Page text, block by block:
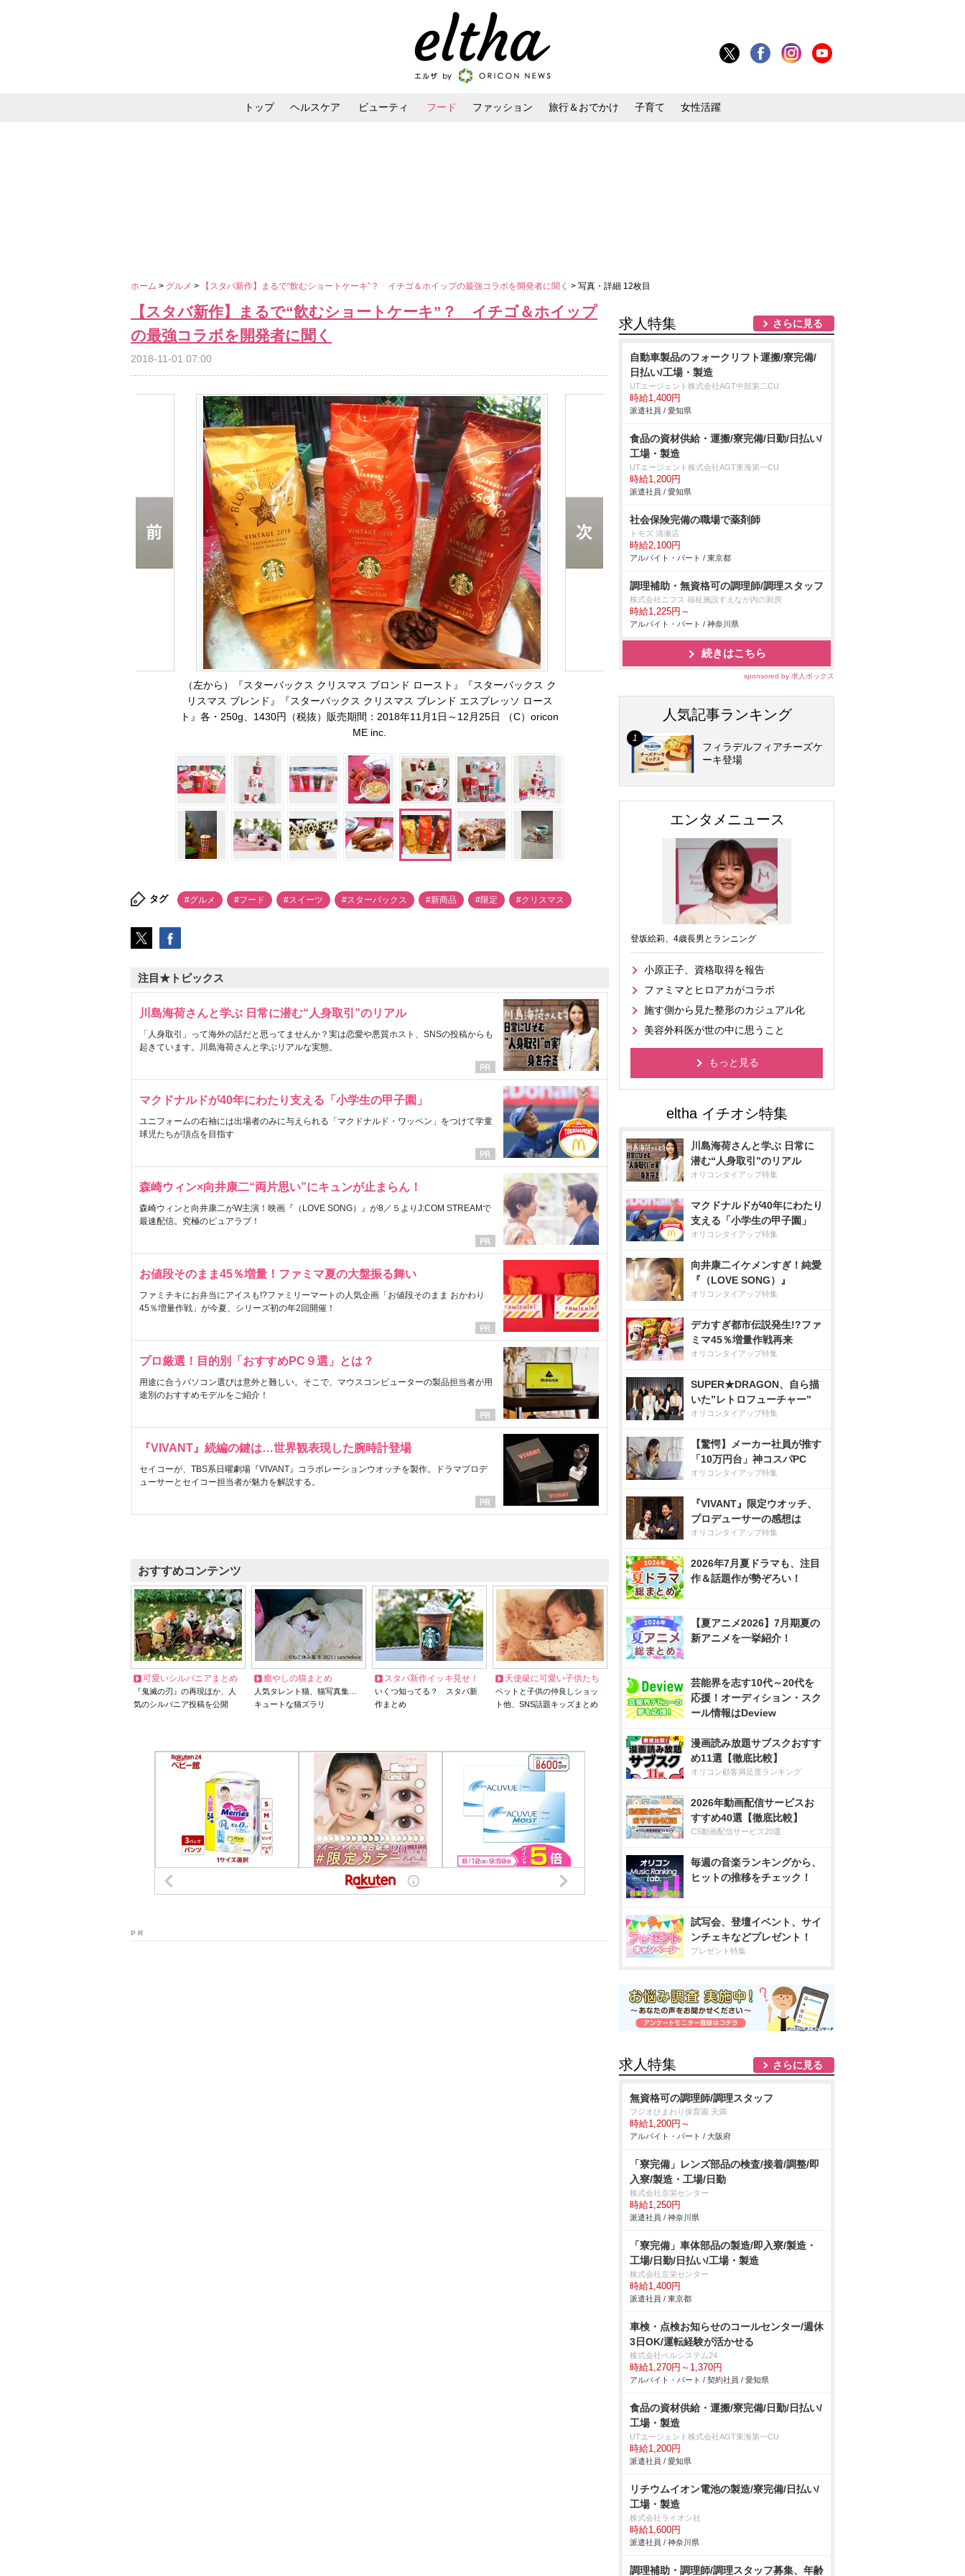
トップ ヘルスケア ビューティ フード ファッション 旅行＆おでかけ 子育て 女性活躍
ホーム > グルメ > 【スタバ新作】まるで“飲むショートケーキ”？ イチゴ＆ホイップの最強コラボを開発者に聞く > 写真・詳細 12枚目
【スタバ新作】まるで“飲むショートケーキ”？ イチゴ＆ホイップ
の最強コラボを開発者に聞く
2018-11-01 07:00
（左から）『スターバックス クリスマス ブロンド ロースト』『スターバックス ク
リスマス ブレンド』『スターバックス クリスマス ブレンド エスプレッソ ロース
ト』各・250g、1430円（税抜）販売期間：2018年11月1日～12月25日 （C）oricon
ME inc.
タグ #グルメ #フード #スイーツ #スターバックス #新商品 #限定 #クリスマス
注目★トピックス
川島海荷さんと学ぶ 日常に潜む“人身取引”のリアル
「人身取引」って海外の話だと思ってませんか？実は恋愛や悪質ホスト、SNSの投稿からも
起きています。川島海荷さんと学ぶリアルな実態。
マクドナルドが40年にわたり支える「小学生の甲子園」
ユニフォームの右袖には出場者のみに与えられる「マクドナルド・ワッペン」をつけて学童
球児たちが頂点を目指す
森崎ウィン×向井康二“両片思い”にキュンが止まらん！
森崎ウィンと向井康二がW主演！映画『（LOVE SONG）』が8／５よりJ:COM STREAMで
最速配信。究極のピュアラブ！
お値段そのまま45％増量！ファミマ夏の大盤振る舞い
ファミチキにお弁当にアイスも!?ファミリーマートの人気企画「お値段そのまま おかわり
45％増量作戦」が今夏、シリーズ初の年2回開催！
プロ厳選！目的別「おすすめPC９選」とは？
用途に合うパソコン選びは意外と難しい。そこで、マウスコンピューターの製品担当者が用
途別のおすすめモデルをご紹介！
『VIVANT』続編の鍵は…世界観表現した腕時計登場
セイコーが、TBS系日曜劇場『VIVANT』コラボレーションウオッチを製作。ドラマプロデ
ューサーとセイコー担当者が魅力を解説する。
おすすめコンテンツ
可愛いシルバニアまとめ
『鬼滅の刃』の再現ほか、人
気のシルバニア投稿を公開
癒やしの猫まとめ
人気タレント猫、猫写真集…
キュートな猫ズラリ
スタバ新作イッキ見せ！
いくつ知ってる？ スタバ新
作まとめ
天使級に可愛い子供たち
ペットと子供の仲良しショッ
ト他、SNS話題キッズまとめ
P R
求人特集 さらに見る
自動車製品のフォークリフト運搬/寮完備/
日払い/工場・製造
UTエージェント株式会社AGT中部第二CU
時給1,400円
派遣社員 / 愛知県
食品の資材供給・運搬/寮完備/日勤/日払い/
工場・製造
UTエージェント株式会社AGT東海第一CU
時給1,200円
派遣社員 / 愛知県
社会保険完備の職場で薬剤師
トモズ 清瀬店
時給2,100円
アルバイト・パート / 東京都
調理補助・無資格可の調理師/調理スタッフ
株式会社ニフス 福祉施設すえなが内の厨房
時給1,225円～
アルバイト・パート / 神奈川県
続きはこちら
sponsored by 求人ボックス
人気記事ランキング
フィラデルフィアチーズケ
ーキ登場
エンタメニュース
登坂絵莉、4歳長男とランニング
小原正子、資格取得を報告
ファミマとヒロアカがコラボ
施す側から見た整形のカジュアル化
美容外科医が世の中に思うこと
もっと見る
川島海荷さんと学ぶ 日常に
潜む“人身取引”のリアル
オリコンタイアップ特集
マクドナルドが40年にわたり
支える「小学生の甲子園」
オリコンタイアップ特集
向井康二イケメンすぎ！純愛
『（LOVE SONG）』
オリコンタイアップ特集
デカすぎ都市伝説発生!?ファ
ミマ45％増量作戦再来
オリコンタイアップ特集
SUPER★DRAGON、自ら描
いた”レトロフューチャー”
オリコンタイアップ特集
【驚愕】メーカー社員が推す
「10万円台」神コスパPC
オリコンタイアップ特集
『VIVANT』限定ウオッチ、
プロデューサーの感想は
オリコンタイアップ特集
2026年7月夏ドラマも、注目
作＆話題作が勢ぞろい！
【夏アニメ2026】7月期夏の
新アニメを一挙紹介！
芸能界を志す10代～20代を
応援！オーディション・スク
ール情報はDeview
漫画読み放題サブスクおすす
め11選【徹底比較】
オリコン顧客満足度ランキング
2026年動画配信サービスお
すすめ40選【徹底比較】
CS動画配信サービス20選
毎週の音楽ランキングから、
ヒットの推移をチェック！
試写会、登壇イベント、サイ
ンチェキなどプレゼント！
プレゼント特集
求人特集 さらに見る
無資格可の調理師/調理スタッフ
フジオひまわり保育園 天満
時給1,200円～
アルバイト・パート / 大阪府
「寮完備」レンズ部品の検査/接着/調整/即
入寮/製造・工場/日勤
株式会社京栄センター
時給1,250円
派遣社員 / 神奈川県
「寮完備」車体部品の製造/即入寮/製造・
工場/日勤/日払い/工場・製造
株式会社京栄センター
時給1,400円
派遣社員 / 東京都
車検・点検お知らせのコールセンター/週休
3日OK/運転経験が活かせる
株式会社ベルシステム24
時給1,270円～1,370円
アルバイト・パート / 契約社員 / 愛知県
食品の資材供給・運搬/寮完備/日勤/日払い/
工場・製造
UTエージェント株式会社AGT東海第一CU
時給1,200円
派遣社員 / 愛知県
リチウムイオン電池の製造/寮完備/日払い/
工場・製造
株式会社ライオン社
時給1,600円
派遣社員 / 神奈川県
調理補助・調理師/調理スタッフ募集、年齢